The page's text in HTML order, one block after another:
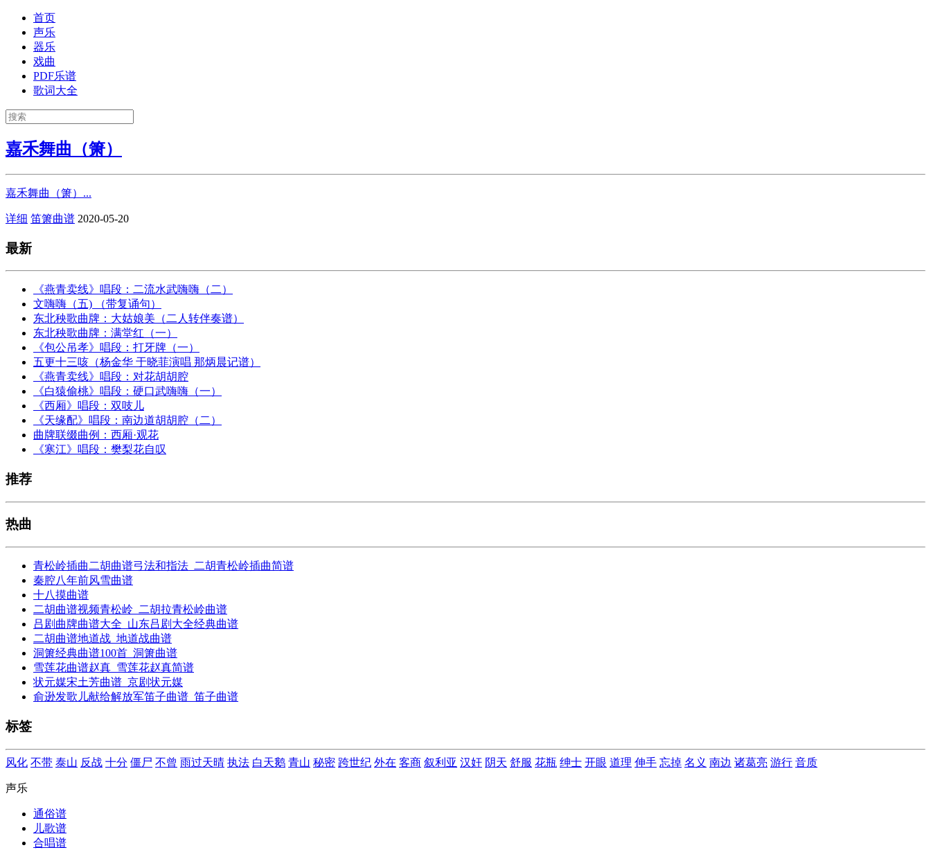
首页
声乐
器乐
戏曲
PDF乐谱
歌词大全
嘉禾舞曲（箫）
嘉禾舞曲（箫）...
详细 笛箫曲谱 2020-05-20
最新
《燕青卖线》唱段：二流水武嗨嗨（二）
文嗨嗨（五) （带复诵句）
东北秧歌曲牌：大姑娘美（二人转伴奏谱）
东北秧歌曲牌：满堂红（一）
《包公吊孝》唱段：打牙牌（一）
五更十三咳（杨金华 于晓菲演唱 那炳晨记谱）
《燕青卖线》唱段：对花胡胡腔
《白猿偷桃》唱段：硬口武嗨嗨（一）
《西厢》唱段：双吱儿
《天缘配》唱段：南边道胡胡腔（二）
曲牌联缀曲例：西厢·观花
《寒江》唱段：樊梨花自叹
推荐
热曲
青松岭插曲二胡曲谱弓法和指法_二胡青松岭插曲简谱
秦腔八年前风雪曲谱
十八摸曲谱
二胡曲谱视频青松岭_二胡拉青松岭曲谱
吕剧曲牌曲谱大全_山东吕剧大全经典曲谱
二胡曲谱地道战_地道战曲谱
洞箫经典曲谱100首_洞箫曲谱
雪莲花曲谱赵真_雪莲花赵真简谱
状元媒宋土芳曲谱_京剧状元媒
俞逊发歌儿献给解放军笛子曲谱_笛子曲谱
标签
风化 不带 泰山 反战 十分 僵尸 不曾 雨过天晴 执法 白天鹅 青山 秘密 跨世纪 外在 客商 叙利亚 汉奸 阴天 舒服 花瓶 绅士 开眼 道理 伸手 忘掉 名义 南边 诸葛亮 游行 音质
声乐
通俗谱
儿歌谱
合唱谱